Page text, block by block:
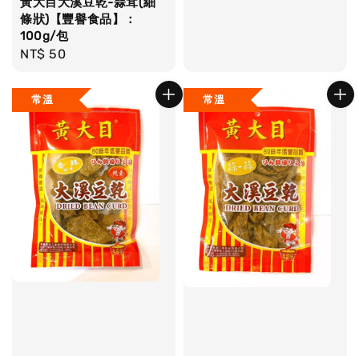
條狀)【豐譽食品】：
100g/包
Regular
NT$ 50
常溫 常溫